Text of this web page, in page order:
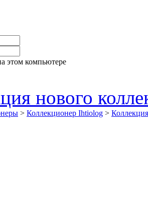
этом компьютере
нового
> Коллекционер Ihtiolog >